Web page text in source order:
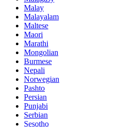
Malay
Malayalam
Maltese
Maori
Marathi
Mongolian
Burmese
Nepali
Norwegian
Pashto
Persian
Punjabi
Serbian
Sesotho